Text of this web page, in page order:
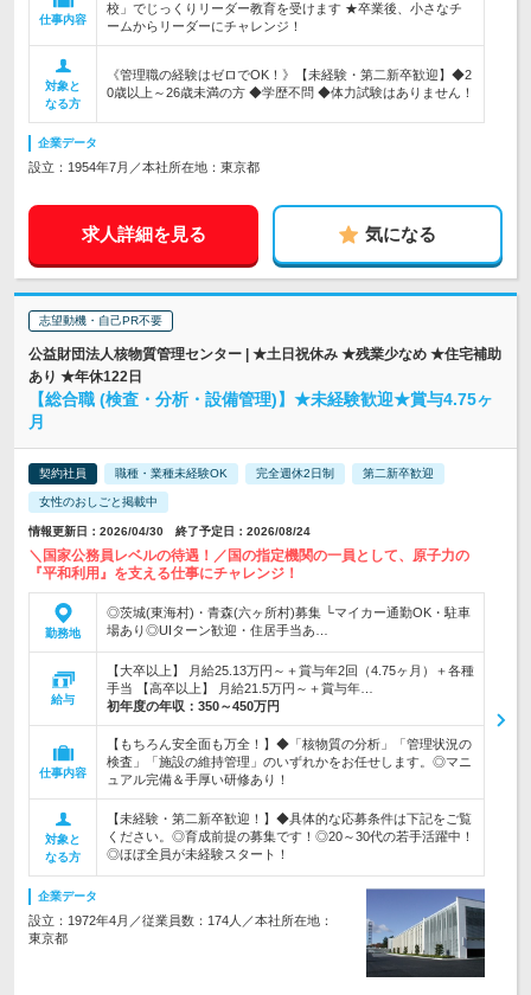
仕事内容
校」でじっくりリーダー教育を受けます ★卒業後、小さなチ
ームからリーダーにチャレンジ！
対象と
なる方
《管理職の経験はゼロでOK！》【未経験・第二新卒歓迎】◆2
0歳以上～26歳未満の方 ◆学歴不問 ◆体力試験はありません！
企業データ
設立：1954年7月／本社所在地：東京都
求人詳細を見る 気になる
志望動機・自己PR不要
公益財団法人核物質管理センター | ★土日祝休み ★残業少なめ ★住宅補助
あり ★年休122日
【総合職 (検査・分析・設備管理)】★未経験歓迎★賞与4.75ヶ
月
契約社員 職種・業種未経験OK 完全週休2日制 第二新卒歓迎
女性のおしごと掲載中
情報更新日：2026/04/30 終了予定日：2026/08/24
＼国家公務員レベルの待遇！／国の指定機関の一員として、原子力の
『平和利用』を支える仕事にチャレンジ！
勤務地
◎茨城(東海村)・青森(六ヶ所村)募集 └マイカー通勤OK・駐車
場あり◎UIターン歓迎・住居手当あ…
給与
【大卒以上】 月給25.13万円～＋賞与年2回（4.75ヶ月）＋各種
手当 【高卒以上】 月給21.5万円～＋賞与年…
初年度の年収： 350～450万円
仕事内容
【もちろん安全面も万全！】◆「核物質の分析」「管理状況の
検査」「施設の維持管理」のいずれかをお任せします。◎マニ
ュアル完備＆手厚い研修あり！
対象と
なる方
【未経験・第二新卒歓迎！】◆具体的な応募条件は下記をご覧
ください。◎育成前提の募集です！◎20～30代の若手活躍中！
◎ほぼ全員が未経験スタート！
企業データ
設立：1972年4月／従業員数：174人／本社所在地：
東京都